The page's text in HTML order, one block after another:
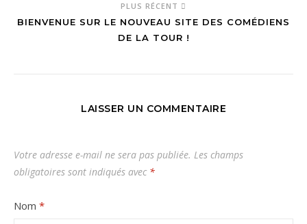
PLUS RÉCENT
BIENVENUE SUR LE NOUVEAU SITE DES COMÉDIENS
DE LA TOUR !
LAISSER UN COMMENTAIRE
Votre adresse e-mail ne sera pas publiée. Les champs
obligatoires sont indiqués avec *
Nom *